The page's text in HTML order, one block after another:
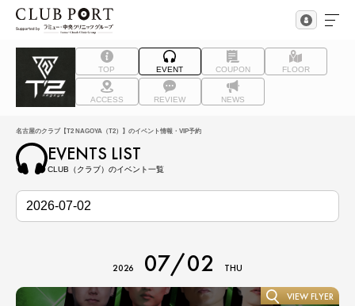
TOP EVENT COUPON FLOOR
ACCESS REVIEW NEWS
名古屋のクラブ【T2 NAGOYA（T2）】のイベント情報・VIP予約
EVENTS LIST
CLUB（クラブ）のイベント一覧
2026 07/02 THU
VIEW FLYER